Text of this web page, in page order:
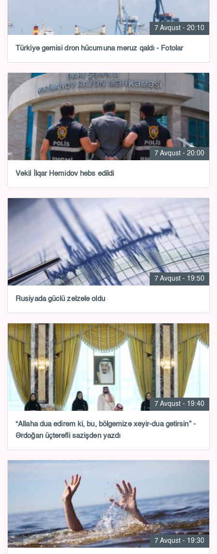
7 Avqust - 20:10
Türkiyə gəmisi dron hücumuna məruz qaldı - Fotolar
7 Avqust - 20:00
Vəkil İlqar Həmidov həbs edildi
7 Avqust - 19:50
Rusiyada güclü zəlzələ oldu
7 Avqust - 19:40
“Allaha dua edirəm ki, bu, bölgəmizə xeyir-dua gətirsin” -
Ərdoğan üçtərəfli sazişdən yazdı
7 Avqust - 19:30